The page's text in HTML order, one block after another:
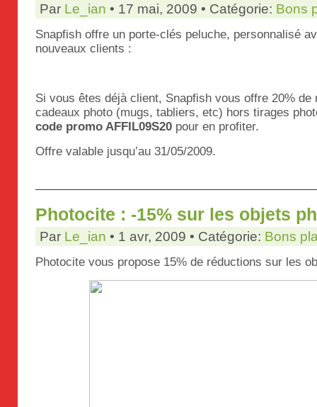
Par Le_ian • 17 mai, 2009 • Catégorie: Bons
Snapfish offre un porte-clés peluche, personnalisé
nouveaux clients :
Si vous êtes déjà client, Snapfish vous offre 20%
cadeaux photo (mugs, tabliers, etc) hors tirages
code promo AFFIL09S20 pour en profiter.
Offre valable jusqu’au 31/05/2009.
Photocite : -15% sur les objets
Par Le_ian • 1 avr, 2009 • Catégorie: Bons
Photocite vous propose 15% de réductions sur les